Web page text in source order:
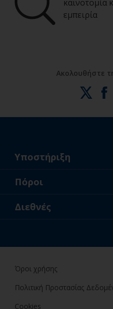
καινοτομία
εμπειρία
Ακολουθήστε
Υποστήριξη
Σχετικά με εμάς
Πόροι
Ειδήσεις
Διεθνές
Όροι χρήσης
Πολιτική Προστασίας
Cookies